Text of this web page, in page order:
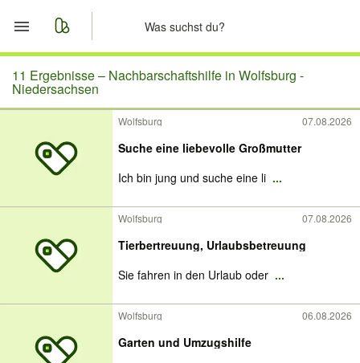
Start
Merkliste
Nachrichten
Anzeige aufgeben
11 Ergebnisse – Nachbarschaftshilfe in Wolfsburg -
Niedersachsen
Wolfsburg 07.08.2026
Suche eine liebevolle Großmutter
Ich bin jung und suche eine li ...
Wolfsburg 07.08.2026
Tierbertreuung, Urlaubsbetreuung
Sie fahren in den Urlaub oder ...
Wolfsburg 06.08.2026
Garten und Umzugshilfe